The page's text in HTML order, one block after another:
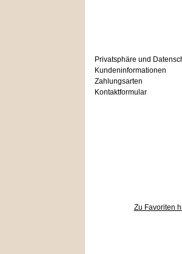
Privatsphäre und
Kundeninformationen
Zahlungsarten
Kontaktformular
Zu Favoriten